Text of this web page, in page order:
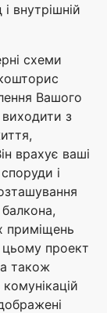
внутрішній
схеми
Вашого
з
врахує ваші
і
балкона,
приміщень
цьому проект
а також